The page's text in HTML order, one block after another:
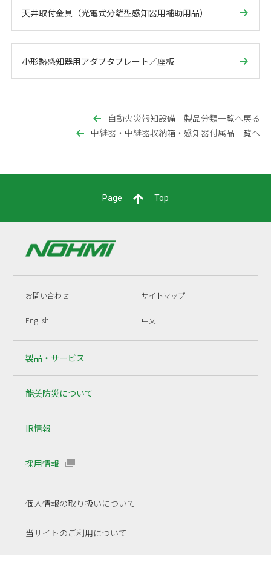
天井取付金具（光電式分離型感知器用補助用品）
小形熱感知器用アダプタプレート／座板
自動火災報知設備 製品分類一覧へ戻る
中継器・中継器収納箱・感知器付属品一覧へ
Page Top
お問い合わせ サイトマップ
English 中文
製品・サービス
能美防災について
IR情報
採用情報
個人情報の取り扱いについて
当サイトのご利用について